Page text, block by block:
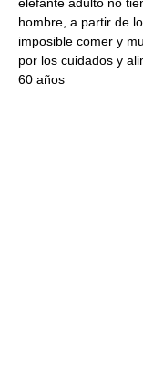
hombre, a partir de
imposible comer y
por los cuidados y
60 años